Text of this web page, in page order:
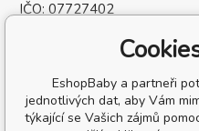
IČO: 07727402
EshopBaby a partneři
jednotlivých dat, aby Vám
týkající se Vašich zájmů